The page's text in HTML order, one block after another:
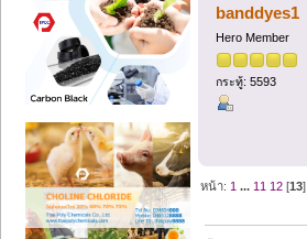
banddyes1
Hero Member
กระทู้: 5593
หน้า: 1 ... 11 12 [13]